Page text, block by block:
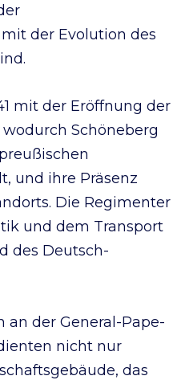
der Evolution des
mit der Eröffnung der
Schöneberg
und ihre Präsenz
Die Regimenter
und dem Transport
des Deutsch-
an der General-Pape-
nicht nur
das